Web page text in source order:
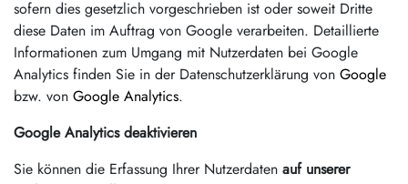
sofern dies gesetzlich vorgeschrieben ist oder soweit Dritte
diese Daten im Auftrag von Google verarbeiten. Detaillierte
Informationen zum Umgang mit Nutzerdaten bei Google
Analytics finden Sie in der Datenschutzerklärung von Google
bzw. von Google Analytics.
Google Analytics deaktivieren
Sie können die Erfassung Ihrer Nutzerdaten auf unserer